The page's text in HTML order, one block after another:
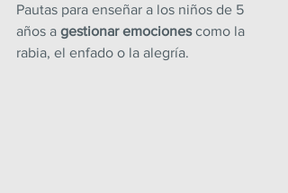
Pautas para enseñar a los niños de 5
años a gestionar emociones como la
rabia, el enfado o la alegría.